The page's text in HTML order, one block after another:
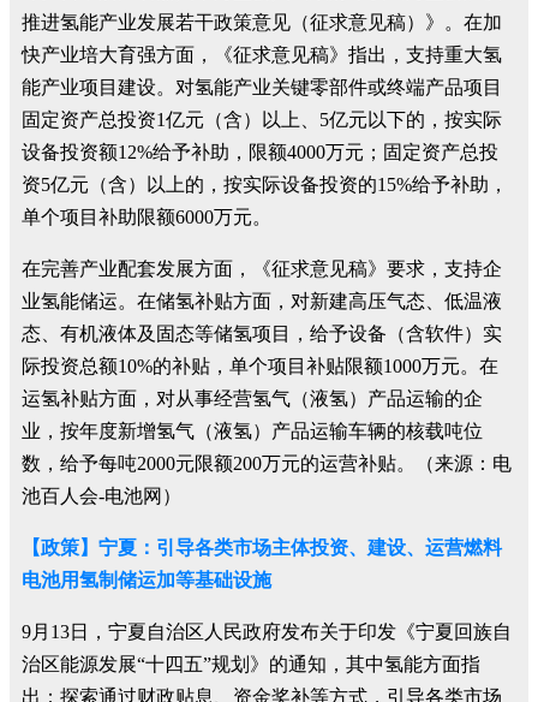
推进氢能产业发展若干政策意见（征求意见稿）》。在加
快产业培大育强方面，《征求意见稿》指出，支持重大氢
能产业项目建设。对氢能产业关键零部件或终端产品项目
固定资产总投资1亿元（含）以上、5亿元以下的，按实际
设备投资额12%给予补助，限额4000万元；固定资产总投
资5亿元（含）以上的，按实际设备投资的15%给予补助，
单个项目补助限额6000万元。
在完善产业配套发展方面，《征求意见稿》要求，支持企
业氢能储运。在储氢补贴方面，对新建高压气态、低温液
态、有机液体及固态等储氢项目，给予设备（含软件）实
际投资总额10%的补贴，单个项目补贴限额1000万元。在
运氢补贴方面，对从事经营氢气（液氢）产品运输的企
业，按年度新增氢气（液氢）产品运输车辆的核载吨位
数，给予每吨2000元限额200万元的运营补贴。（来源：电
池百人会-电池网）
【政策】宁夏：引导各类市场主体投资、建设、运营燃料
电池用氢制储运加等基础设施
9月13日，宁夏自治区人民政府发布关于印发《宁夏回族自
治区能源发展“十四五”规划》的通知，其中氢能方面指
出：探索通过财政贴息、资金奖补等方式，引导各类市场